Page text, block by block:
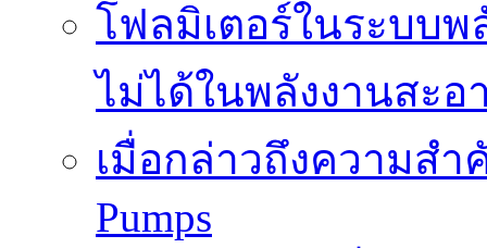
โฟลมิเตอร์ในระบบ
ไม่ได้ในพลังงานสะอ
เมื่อกล่าวถึงความสำ
Pumps